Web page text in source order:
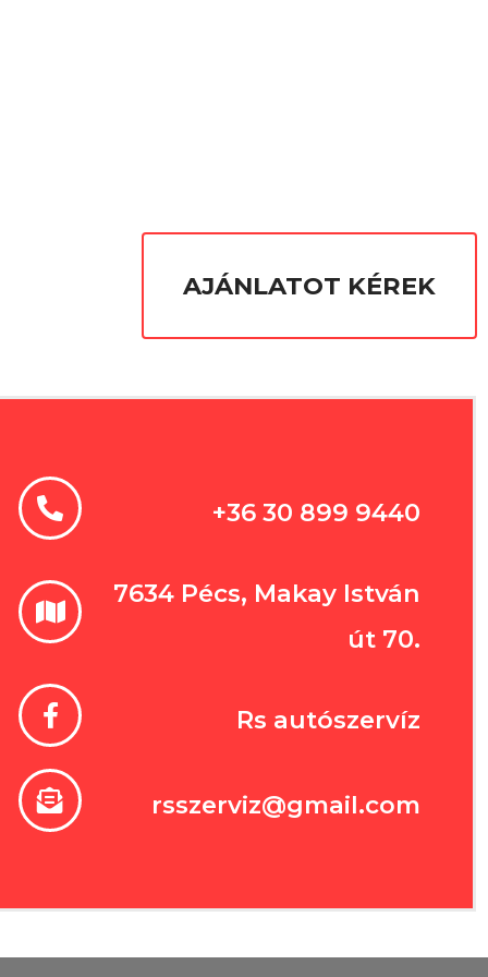
AJÁNLATOT KÉREK
+36 30 899 9440
7634 Pécs, Makay István
út 70.​
Rs autószervíz
rsszerviz@gmail.com